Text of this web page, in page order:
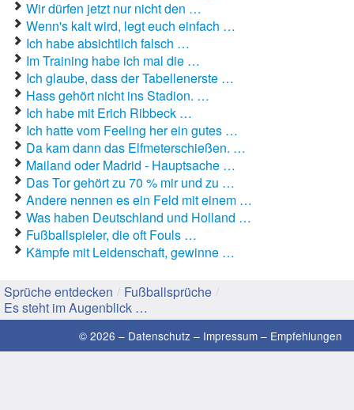
Fußballsprüche
Gute Nacht Sprüche
Gute Sprüche
Guten Morgen Sprüche
Hochzeitssprüche
Konfirmationssprüche
Lateinische Sprüche
Liebeskummer Sprüche
Lustige Sprüche
Mama-Sprüche
Motivationssprüche
Wir dürfen jetzt nur nicht den …
Wenn's kalt wird, legt euch einfach …
Ich habe absichtlich falsch …
Im Training habe ich mal die …
Ich glaube, dass der Tabellenerste …
Hass gehört nicht ins Stadion. …
Ich habe mit Erich Ribbeck …
Ich hatte vom Feeling her ein gutes …
Da kam dann das Elfmeterschießen. …
Mailand oder Madrid - Hauptsache …
Das Tor gehört zu 70 % mir und zu …
Andere nennen es ein Feld mit einem …
Was haben Deutschland und Holland …
Fußballspieler, die oft Fouls …
Kämpfe mit Leidenschaft, gewinne …
Sprüche entdecken / Fußballsprüche /
Es steht im Augenblick …
© 2026 – Datenschutz – Impressum – Empfehlungen